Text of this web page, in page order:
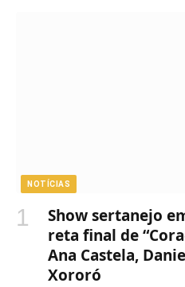
NOTÍCIAS
Show sertanejo
reta final de
Ana Castela,
Xororó